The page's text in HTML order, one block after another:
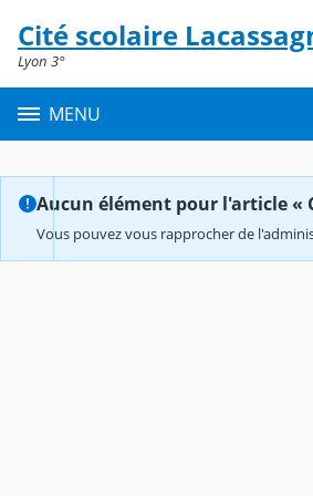
Contenu
Cité scolaire
Lyon 3°
MENU
Aucun élément pour l'article «
Vous pouvez vous rapprocher de